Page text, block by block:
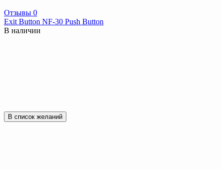
Отзывы 0
Exit Button NF-30 Push Button
В наличии
В список желаний